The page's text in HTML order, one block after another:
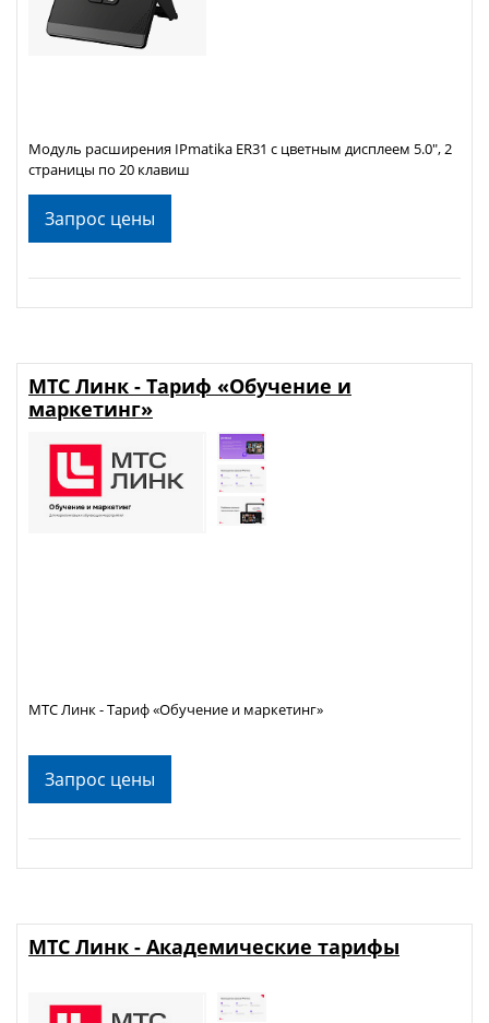
Запрос цены
Модуль расширения IPmatika ER31 с цветным дисплеем 5.0", 2
страницы по 20 клавиш
Запрос цены
МТС Линк - Тариф «Обучение и
маркетинг»
МТС Линк - Тариф «Обучение и маркетинг»
МТС Линк - Академические тарифы